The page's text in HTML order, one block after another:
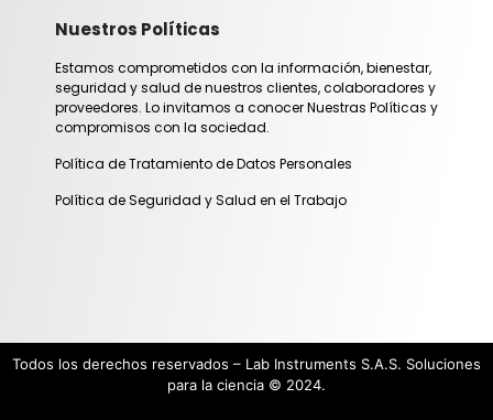
Nuestros Políticas
Estamos comprometidos con la información, bienestar,
seguridad y salud de nuestros clientes, colaboradores y
proveedores. Lo invitamos a conocer Nuestras Políticas y
compromisos con la sociedad.
Política de Tratamiento de Datos Personales
Política de Seguridad y Salud en el Trabajo
Todos los derechos reservados – Lab Instruments S.A.S. Soluciones
para la ciencia © 2024.